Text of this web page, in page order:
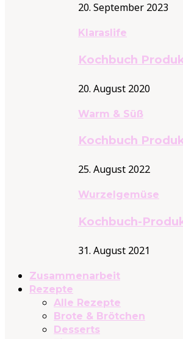
20. September 2023
Klaraslife
Kochbuch
20. August 2020
Warm & Süß
Kochbuch
25. August 2022
Wurzelgemüse
Kochbuch-
31. August 2021
Zusammenarbeit
Rezepte
Alle Rezepte
Brote & Brötchen
Desserts